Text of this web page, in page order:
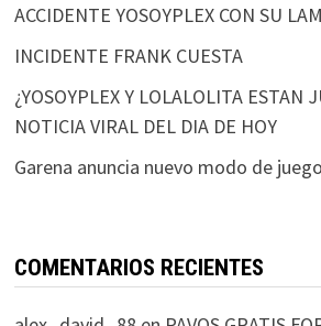
ACCIDENTE YOSOYPLEX CON SU
INCIDENTE FRANK CUESTA
¿YOSOYPLEX Y LOLALOLITA ESTAN
NOTICIA VIRAL DEL DIA DE HOY
Garena anuncia nuevo modo de
COMENTARIOS RECIENTES